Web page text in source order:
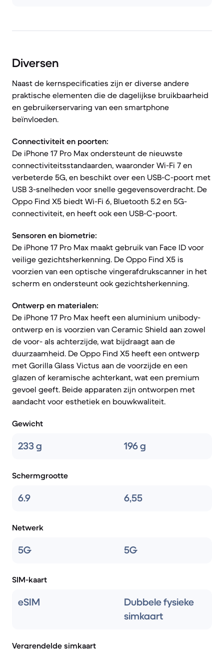
Diversen
Naast de kernspecificaties zijn er diverse andere
praktische elementen die de dagelijkse bruikbaarheid
en gebruikerservaring van een smartphone
beïnvloeden.
Connectiviteit en poorten:
De iPhone 17 Pro Max ondersteunt de nieuwste
connectiviteitsstandaarden, waaronder Wi-Fi 7 en
verbeterde 5G, en beschikt over een USB-C-poort met
USB 3-snelheden voor snelle gegevensoverdracht. De
Oppo Find X5 biedt Wi-Fi 6, Bluetooth 5.2 en 5G-
connectiviteit, en heeft ook een USB-C-poort.
Sensoren en biometrie:
De iPhone 17 Pro Max maakt gebruik van Face ID voor
veilige gezichtsherkenning. De Oppo Find X5 is
voorzien van een optische vingerafdrukscanner in het
scherm en ondersteunt ook gezichtsherkenning.
Ontwerp en materialen:
De iPhone 17 Pro Max heeft een aluminium unibody-
ontwerp en is voorzien van Ceramic Shield aan zowel
de voor- als achterzijde, wat bijdraagt aan de
duurzaamheid. De Oppo Find X5 heeft een ontwerp
met Gorilla Glass Victus aan de voorzijde en een
glazen of keramische achterkant, wat een premium
gevoel geeft. Beide apparaten zijn ontworpen met
aandacht voor esthetiek en bouwkwaliteit.
Gewicht
233 g 196 g
Schermgrootte
6.9 6,55
Netwerk
5G 5G
SIM-kaart
eSIM
Dubbele fysieke
simkaart
Vergrendelde simkaart